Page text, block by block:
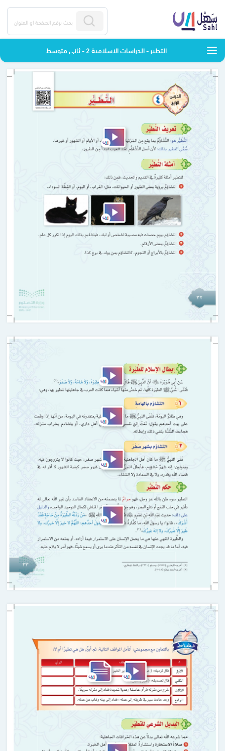
التطير - الدراسات الإسلامية 2 - ثاني متوسط